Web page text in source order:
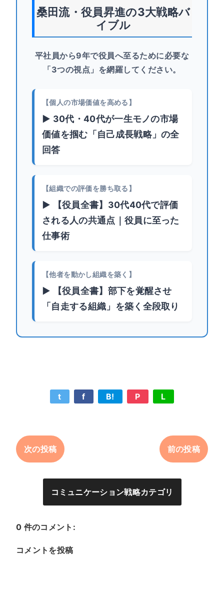
桑田流・役員昇進の3大戦略バ
イブル
平社員から9年で役員へ至るために必要な
「3つの視点」を網羅してください。
【個人の市場価値を高める】
▶ 30代・40代が一生モノの市場
価値を掴む「自己成長戦略」の全
回答
【組織での評価を勝ち取る】
▶ 【役員全書】30代40代で評価
される人の共通点｜役員に至った
仕事術
【他者を動かし組織を築く】
▶ 【役員全書】部下を覚醒させ
「自走する組織」を築く全段取り
t f B! P L
次の投稿 前の投稿
コミュニケーション戦略カテゴリ
0 件のコメント:
コメントを投稿